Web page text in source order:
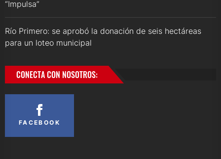
“Impulsa”
Río Primero: se aprobó la donación de seis hectáreas
para un loteo municipal
CONECTA CON NOSOTROS:
FACEBOOK